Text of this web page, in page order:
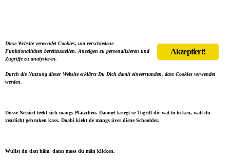
Akzeptiert!
Diese Website verwendet Cookies, um verschiedene
Funktionalitäten bereitzustellen, Anzeigen zu personalisieren und
Zugriffe zu analysieren.
Durch die Nutzung dieser Website erklärst Du Dich damit einverstanden, dass Cookies verwendet
werden.
Düsse Netsied teekt sich mangs Plätzchen. Daomet kriegt se Togriff die wat to tecken, watt du
vearlicht gebruken kass. Doabi kiekt de mangs üver diene Schoolder.
Wullst du datt häm, dann moss du män klicken.